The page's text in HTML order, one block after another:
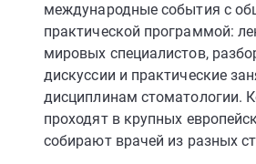
международные события с
практической программой:
мировых специалистов,
дискуссии и практические
дисциплинам стоматологии.
проходят в крупных
собирают врачей из разных